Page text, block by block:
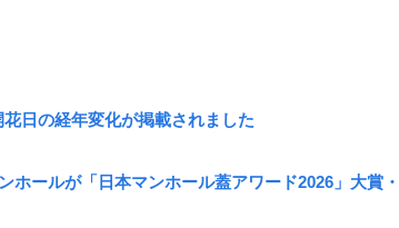
日の経年変化が掲載されました
ホールが「日本マンホール蓋アワード2026」大賞